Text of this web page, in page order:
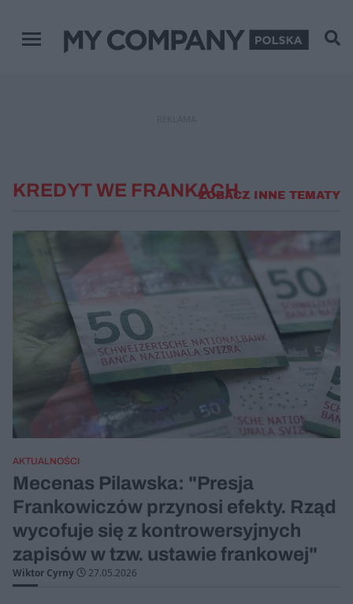
Menu główne
KREDYT WE FRANKACHZOBACZ INNE TEMATY
AKTUALNOŚCI
Mecenas Pilawska: "Presja
Frankowiczów przynosi efekty. Rząd
wycofuje się z kontrowersyjnych
zapisów w tzw. ustawie frankowej"
Wiktor Cyrny 27.05.2026